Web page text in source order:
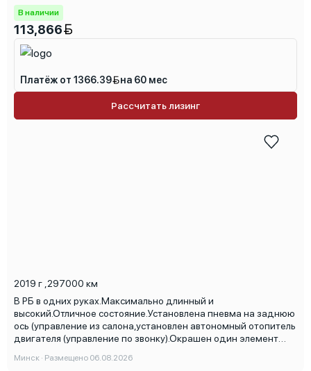
2019 г 297000 км
В РБ в одних руках.Максимально длинный и
высокий.Отличное состояние.Установлена пневма на заднюю
ось (управление из салона,установлен автономный отопитель
двигателя (управление по звонку).Окрашен один элемент
гору,неплохая музыка,андроид авто.Днище обработано
Минск · Размещено 06.08.2026
В наличии
113,866
Платёж от 1366.39 на 60 мес
Рассчитать лизинг